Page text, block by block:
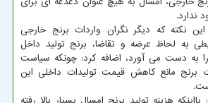
ندارد.
نکته که دیگر نگران واردات برنج خارجی
به لحاظ عرضه و تقاضا، برنج تولید داخل
دست می آورد، اضافه کرد: چونکه سیاست
برنج مانع کاهش قیمت تولیدات داخلی این